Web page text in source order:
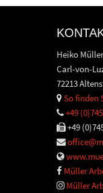
Heiko
Carl-von-
72213
So finden
+49
+49
Müller
Müller